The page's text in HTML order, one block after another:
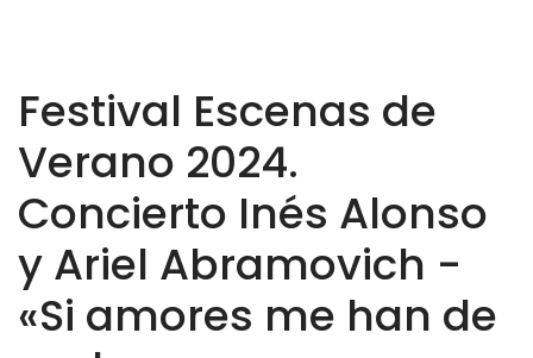
Festival Escenas de
Verano 2024.
Concierto Inés Alonso
y Ariel Abramovich -
«Si amores me han de